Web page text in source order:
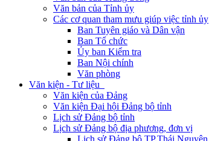
Văn bản của Tỉnh ủy
Các cơ quan tham mưu giúp việc tỉnh ủy
Ban Tuyên giáo và Dân vận
Ban Tổ chức
Ủy ban Kiểm tra
Ban Nội chính
Văn phòng
Văn kiện - Tư liệu
Văn kiện của Đảng
Văn kiện Đại hội Đảng bộ tỉnh
Lịch sử Đảng bộ tỉnh
Lịch sử Đảng bộ địa phương, đơn vị
Lịch sử Đảng bộ TP.Thái Nguyên